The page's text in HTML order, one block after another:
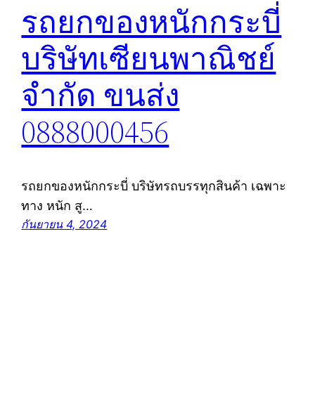
รถยกของหนักกระบี่
บริษัทเซียนพาณิชย์
จำกัด ขนส่ง
0888000456
รถยกของหนักกระบี่ บริษัทรถบรรทุกสินค้า เฉพาะ
ทาง หนัก สู…
กันยายน 4, 2024